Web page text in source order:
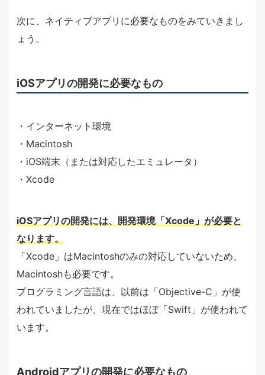
次に、ネイティブアプリに必要なものをみていきまし
ょう。
iOSアプリの開発に必要なもの
・インターネット環境
・Macintosh
・iOS端末（または対応したエミュレータ）
・Xcode
iOSアプリの開発には、開発環境「Xcode」が必要と
なります。
「Xcode」はMacintoshのみの対応していないため、
Macintoshも必要です。
プログラミング言語は、以前は「Objective-C」が使
われていましたが、現在ではほぼ「Swift」が使われて
います。
Androidアプリの開発に必要なもの